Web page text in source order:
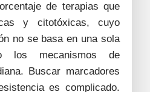
de terapias que
y citotóxicas, cuyo
no se basa en una sola
los mecanismos de
Buscar marcadores
es complicado.